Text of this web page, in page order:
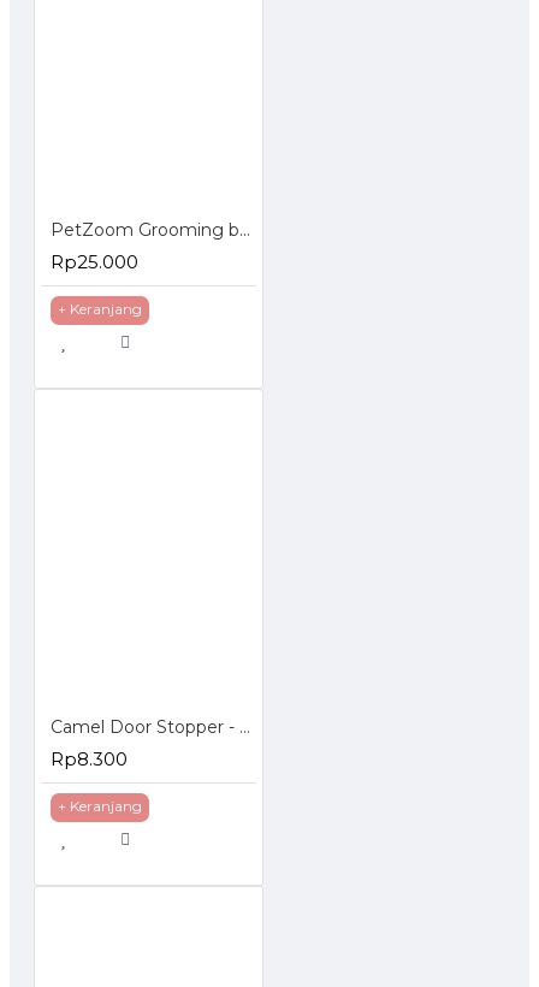
PetZoom Grooming brush - Sisir Hewan
Rp25.000
+ Keranjang
Camel Door Stopper - Penahan Pintu Magnetic
Rp8.300
+ Keranjang